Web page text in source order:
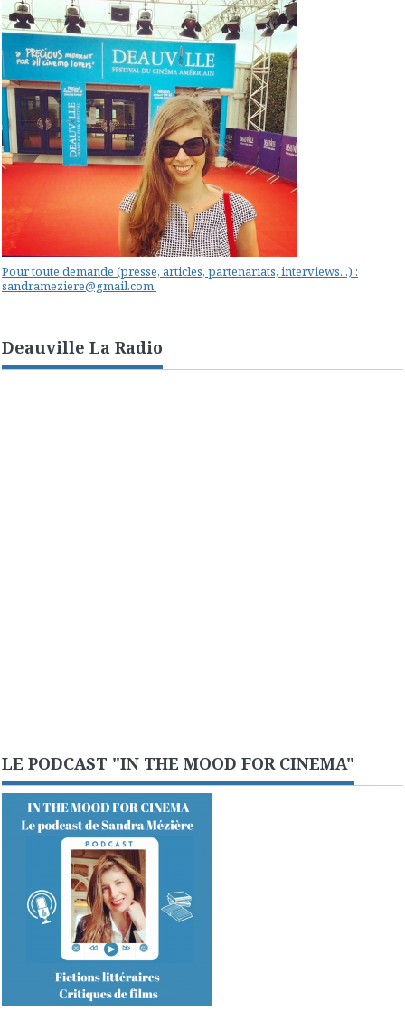
Pour toute demande (presse, articles, partenariats, interviews...) :
sandrameziere@gmail.com.
Deauville La Radio
LE PODCAST "IN THE MOOD FOR CINEMA"